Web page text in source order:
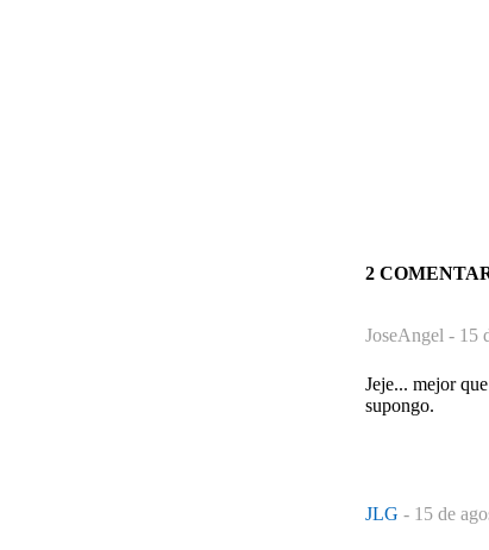
2
JoseAngel - 15
Jeje... mejor
supongo.
JLG - 15 de